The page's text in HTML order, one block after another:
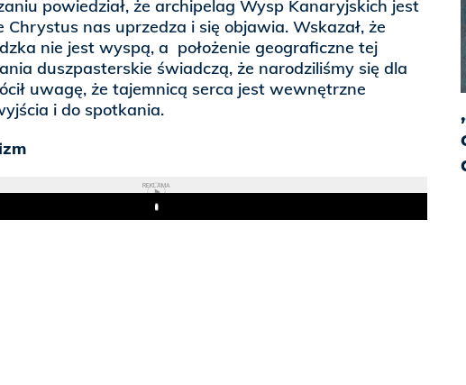
powiedział, że archipelag Wysp Kanaryjskich jest
Chrystus nas uprzedza i się objawia. Wskazał, że
nie jest wyspą, a położenie geograficzne tej
duszpasterskie świadczą, że narodziliśmy się dla
uwagę, że tajemnicą serca jest wewnętrzne
i do spotkania.
REKLAMA
Play